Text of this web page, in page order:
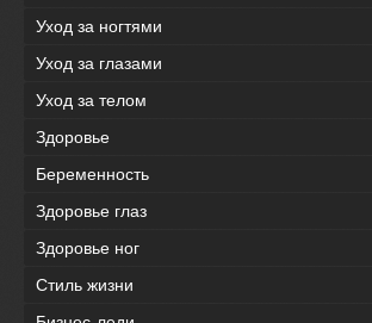
Уход за ногтями
Уход за глазами
Уход за телом
Здоровье
Беременность
Здоровье глаз
Здоровье ног
Стиль жизни